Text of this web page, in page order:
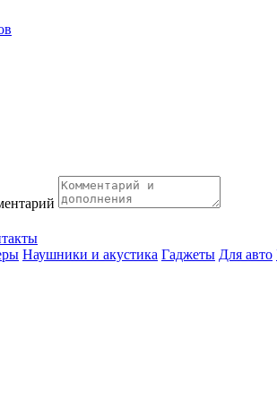
Наушники и акустика Гаджеты Для авто